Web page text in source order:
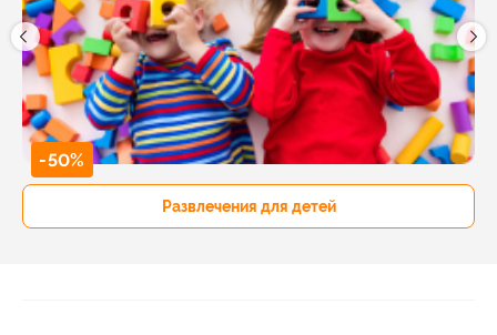
-50%
Развлечения для детей